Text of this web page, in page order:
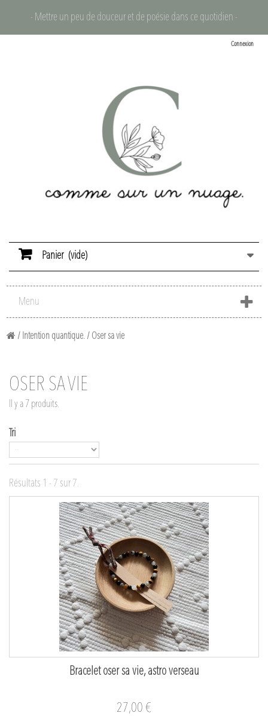
- Mettre un peu de douceur et de poésie dans ce quotidien -
Connexion
Panier (vide)
Menu
/ Intention quantique. / Oser sa vie
OSER SA VIE
Il y a 7 produits.
Tri
Résultats 1 - 7 sur 7.
Bracelet oser sa vie, astro verseau
27,00 €